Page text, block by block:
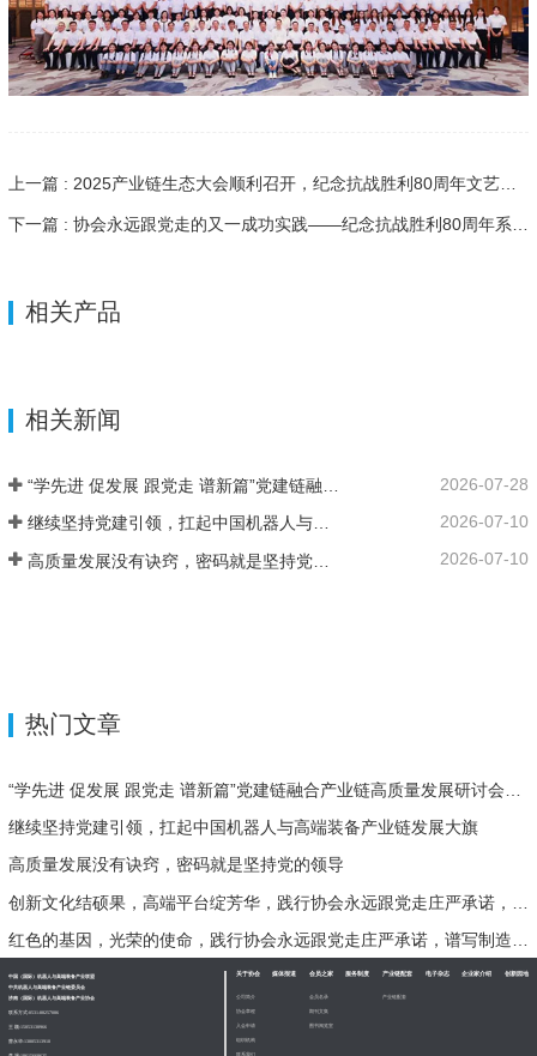
相关产品
相关新闻
2026-07-28
继续坚持党建引领，扛起中国机器人与高端装备产业链发展大旗 2026-07-10
2026-07-10
热门文章
继续坚持党建引领，扛起中国机器人与高端装备产业链发展大旗
高质量发展没有诀窍，密码就是坚持党的领导
中国（国际）机器人与高端装备产业联盟
中共机器人与高端装备产业链委员会
济南（国际）机器人与高端装备产业协会
联系方式:0531-88257086
王 颖: 15053138966
曹永华: 13805313910
关于协会
公司简介
协会章程
入会申请
组织机构
联系我们
媒体报道 会员之家
会员名录
期刊文集
图书阅览室
服务制度 产业链配套
产业链配套
电子杂志 企业家介绍 创新园地